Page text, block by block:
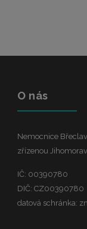
O nás
Nemocnice
zřízenou
IČ: 00390780
DIČ: CZ00390780
datová schránka: